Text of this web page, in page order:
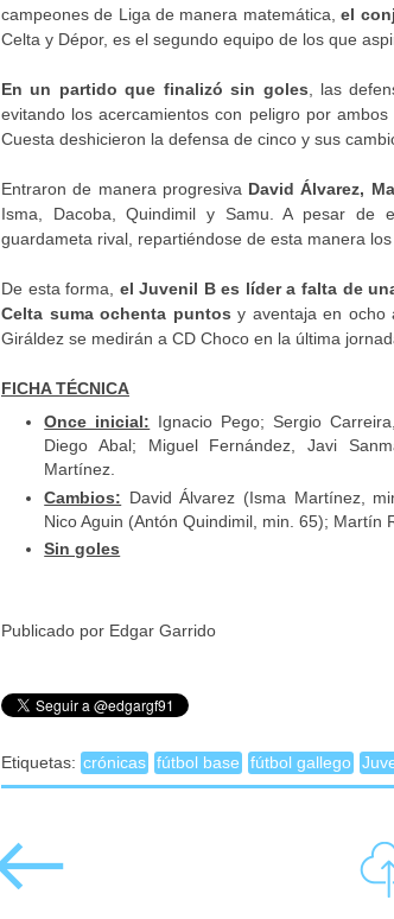
campeones de Liga de manera matemática,el
Celta y Dépor, es el segundo equipo de los que
En un partido que finalizó sin goles , las
evitando los acercamientos con peligro por
Cuesta deshicieron la defensa de cinco y sus
Entraron de manera progresiva David Álvarez,
Isma, Dacoba, Quindimil y Samu. A pesar
guardameta rival, repartiéndose de esta manera los
De esta forma, el Juvenil B es líder a falta de
Celta suma ochenta puntos y aventaja en ocho
Giráldez se medirán a CD Choco en la última
FICHA TÉCNICA
Once inicial: Ignacio Pego; Sergio
Diego Abal; Miguel Fernández, Javi
Martínez.
Cambios: David Álvarez (Isma Martínez,
Nico Aguin (Antón Quindimil, min. 65); Martín
Sin goles
Publicado por Edgar Garrido
Etiquetas: crónicas fútbol base fútbol gallego